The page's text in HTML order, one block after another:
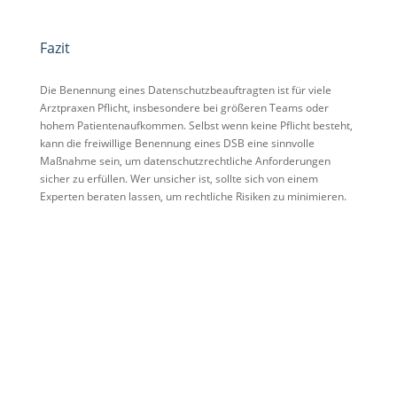
Fazit
Die Benennung eines Datenschutzbeauftragten ist für viele
Arztpraxen Pflicht, insbesondere bei größeren Teams oder
hohem Patientenaufkommen. Selbst wenn keine Pflicht besteht,
kann die freiwillige Benennung eines DSB eine sinnvolle
Maßnahme sein, um datenschutzrechtliche Anforderungen
sicher zu erfüllen. Wer unsicher ist, sollte sich von einem
Experten beraten lassen, um rechtliche Risiken zu minimieren.